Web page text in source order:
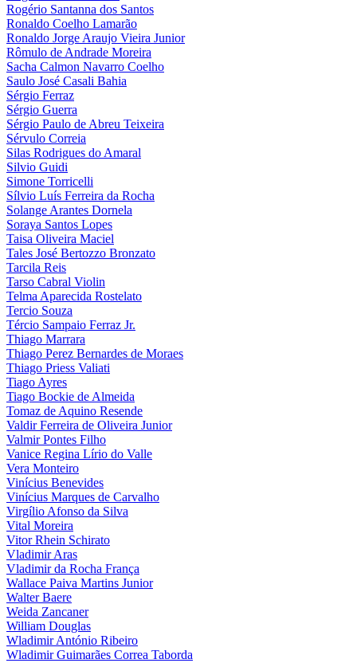
Rogério Santanna dos Santos
Ronaldo Coelho Lamarão
Ronaldo Jorge Araujo Vieira Junior
Rômulo de Andrade Moreira
Sacha Calmon Navarro Coelho
Saulo José Casali Bahia
Sérgio Ferraz
Sérgio Guerra
Sérgio Paulo de Abreu Teixeira
Sérvulo Correia
Silas Rodrigues do Amaral
Silvio Guidi
Simone Torricelli
Sílvio Luís Ferreira da Rocha
Solange Arantes Dornela
Soraya Santos Lopes
Taisa Oliveira Maciel
Tales José Bertozzo Bronzato
Tarcila Reis
Tarso Cabral Violin
Telma Aparecida Rostelato
Tercio Souza
Tércio Sampaio Ferraz Jr.
Thiago Marrara
Thiago Perez Bernardes de Moraes
Thiago Priess Valiati
Tiago Ayres
Tiago Bockie de Almeida
Tomaz de Aquino Resende
Valdir Ferreira de Oliveira Junior
Valmir Pontes Filho
Vanice Regina Lírio do Valle
Vera Monteiro
Vinícius Benevides
Vinícius Marques de Carvalho
Virgílio Afonso da Silva
Vital Moreira
Vitor Rhein Schirato
Vladimir Aras
Vladimir da Rocha França
Wallace Paiva Martins Junior
Walter Baere
Weida Zancaner
William Douglas
Wladimir António Ribeiro
Wladimir Guimarães Correa Taborda